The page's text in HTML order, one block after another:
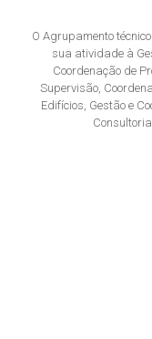
O Agrupamento
sua atividade à
Coordenação de
Supervisão,
Edifícios, Gestão e